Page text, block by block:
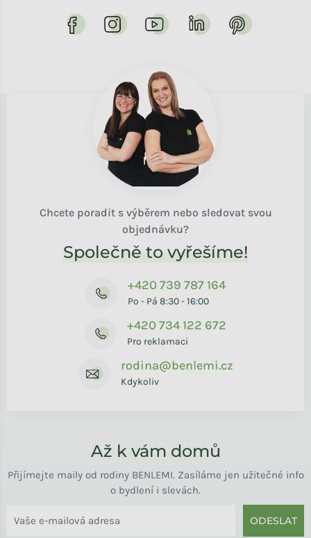
Chcete poradit s výběrem nebo sledovat svou
objednávku?
Společně to vyřešíme!
+420 739 787 164
Po - Pá 8:30 - 16:00
+420 734 122 672
Pro reklamaci
rodina@benlemi.cz
Kdykoliv
Až k vám domů
Přijímejte maily od rodiny BENLEMI. Zasíláme jen užitečné info
o bydlení i slevách.
ODESLAT